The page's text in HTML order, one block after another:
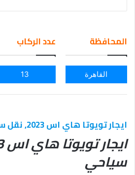
ail
المحافظة
القاهرة
عدد الركاب
13
ايجار تويوتا هاي اس 2023, نقل سياحي
سياحي